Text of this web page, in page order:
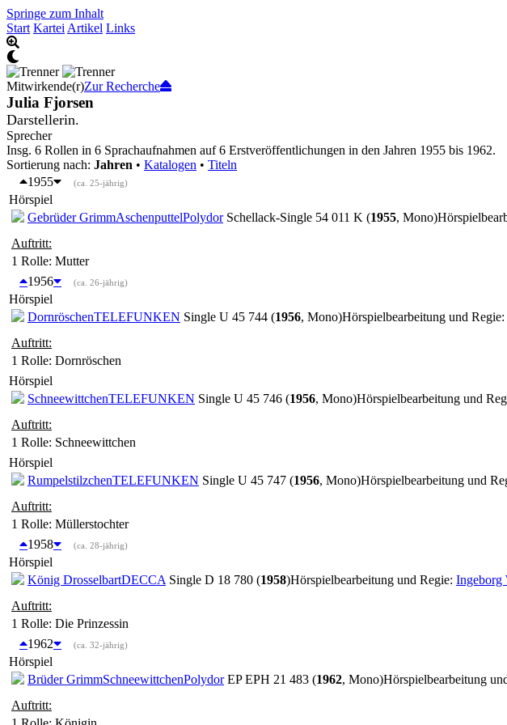
Springe zum Inhalt
Start Kartei Artikel Links
Mitwirkende(r)Zur Recherche
Julia Fjorsen
Darstellerin.
Sprecher
Insg. 6 Rollen in 6 Sprachaufnahmen auf 6 Erstveröffentlichungen in den Jahren 1955 bis 1962.
Sortierung nach: Jahren • Katalogen • Titeln
1955
(ca. 25-jährig)
Hörspiel
Gebrüder GrimmAschenputtelPolydorSchellack-Single 54 011 K (1955, Mono)
Auftritt:
1 Rolle: Mutter
1956
(ca. 26-jährig)
Hörspiel
DornröschenTELEFUNKEN Single U 45 744 (1956, Mono)Hörspielbearbeitung und Regie:
Auftritt:
1 Rolle: Dornröschen
Hörspiel
SchneewittchenTELEFUNKEN Single U 45 746 (1956, Mono)Hörspielbearbeitung und
Auftritt:
1 Rolle: Schneewittchen
Hörspiel
RumpelstilzchenTELEFUNKEN Single U 45 747 (1956, Mono)Hörspielbearbeitung und
Auftritt:
1 Rolle: Müllerstochter
1958
(ca. 28-jährig)
Hörspiel
König DrosselbartDECCA Single D 18 780 (1958)Hörspielbearbeitung und Regie: Ingeborg
Auftritt:
1 Rolle: Die Prinzessin
1962
(ca. 32-jährig)
Hörspiel
Brüder GrimmSchneewittchenPolydorEP EPH 21 483 (1962, Mono)Hörspielbearbeitung
Auftritt: